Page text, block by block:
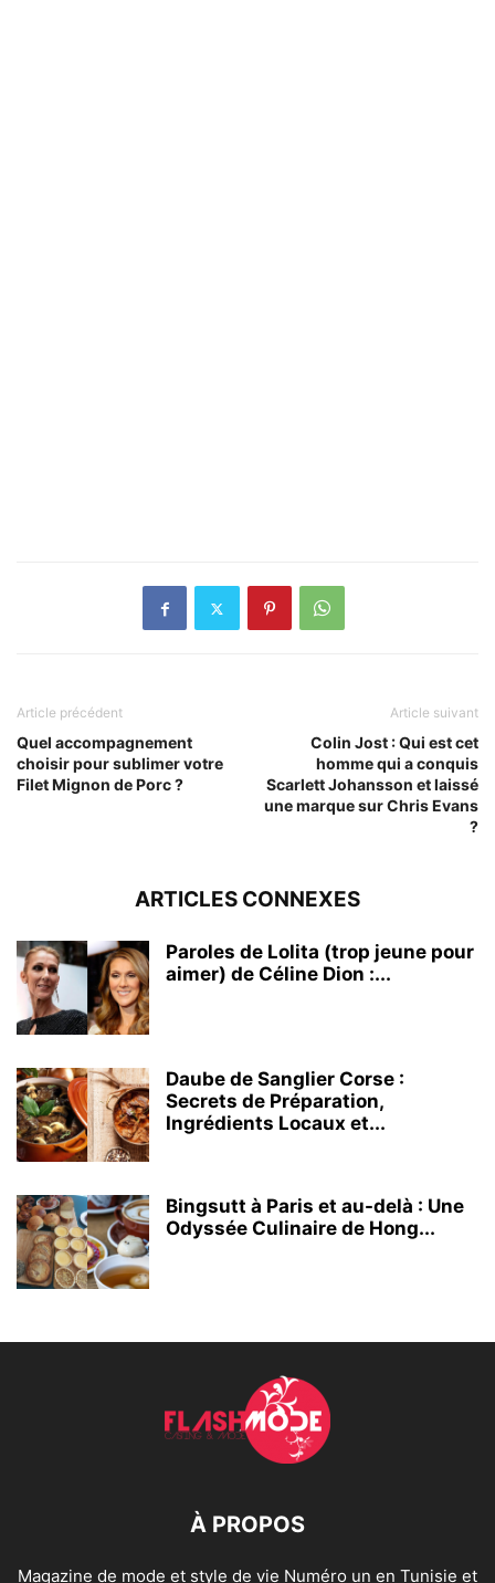
Article précédent
Quel accompagnement
choisir pour sublimer votre
Filet Mignon de Porc ?
Article suivant
Colin Jost : Qui est cet
homme qui a conquis
Scarlett Johansson et laissé
une marque sur Chris Evans
?
ARTICLES CONNEXES
Paroles de Lolita (trop jeune pour
aimer) de Céline Dion :...
Daube de Sanglier Corse :
Secrets de Préparation,
Ingrédients Locaux et...
Bingsutt à Paris et au-delà : Une
Odyssée Culinaire de Hong...
À PROPOS
Magazine de mode et style de vie Numéro un en Tunisie et